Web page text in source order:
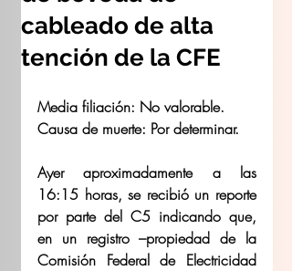
cableado de alta
tención de la CFE
Media filiación: No valorable.
Causa de muerte: Por determinar.
Ayer aproximadamente a las
16:15 horas, se recibió un reporte
por parte del C5 indicando que,
en un registro –propiedad de la
Comisión Federal de Electricidad